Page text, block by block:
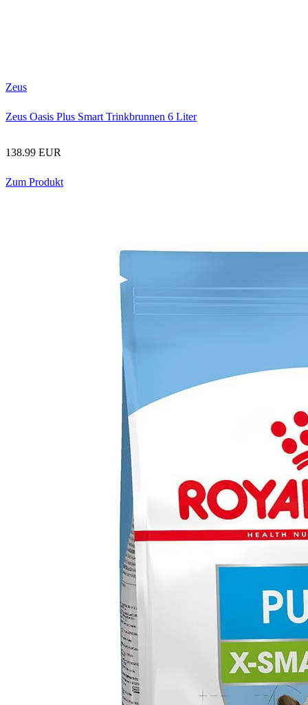
Zeus
Zeus Oasis Plus Smart Trinkbrunnen 6 Liter
138.99 EUR
Zum Produkt